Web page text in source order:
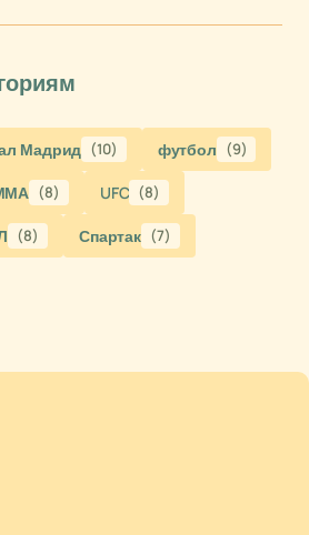
Мадрид (10) футбол (9)
(8) UFC (8)
(8) Спартак (7)